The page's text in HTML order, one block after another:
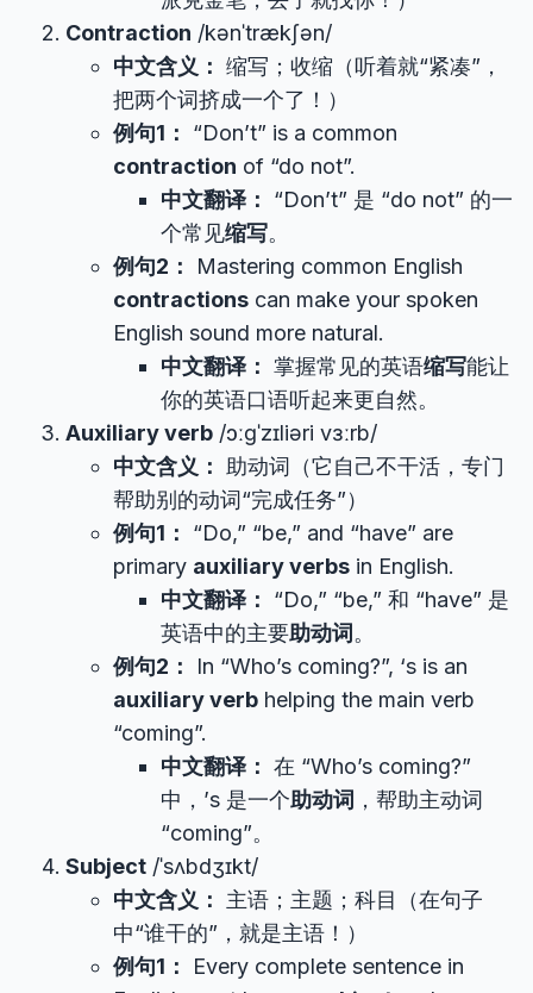
Contraction /kənˈtrækʃən/
中文含义： 缩写；收缩（听着就“紧凑”，
把两个词挤成一个了！）
例句1：
“Don’t” is a common
contraction of “do not”.
中文翻译：
“Don’t” 是 “do not” 的一
个常见缩写。
例句2：
Mastering common English
contractions can make your spoken
English sound more natural.
中文翻译： 掌握常见的英语缩写能让
你的英语口语听起来更自然。
Auxiliary verb /ɔːɡˈzɪliəri vɜːrb/
中文含义：
助动词（它自己不干活，专门
帮助别的动词“完成任务”）
例句1：
“Do,” “be,” and “have” are
primary auxiliary verbs in English.
中文翻译：
“Do,” “be,” 和 “have” 是
英语中的主要助动词 。
例句2：
In “Who’s coming?”, ‘s is an
auxiliary verb helping the main verb
“coming”.
中文翻译： 在 “Who’s coming?”
中，’s 是一个助动词 ，帮助主动词
“coming”。
Subject /ˈsʌbdʒɪkt/
中文含义：
主语；主题；科目（在句子
中“谁干的”，就是主语！）
例句1：
Every complete sentence in